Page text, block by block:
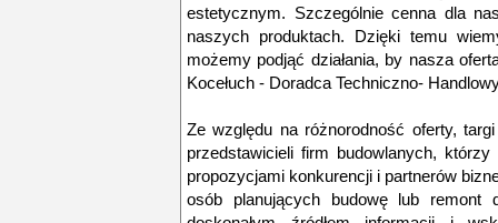
estetycznym. Szczególnie cenna dla
naszych produktach. Dzięki temu
możemy podjąć działania, by nasza
Kocełuch - Doradca Techniczno-
Ze względu na różnorodność oferty,
przedstawicieli firm budowlanych,
propozycjami konkurencji i partnerów
osób planujących budowę lub remont